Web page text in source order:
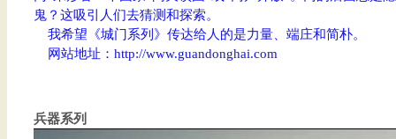
鬼？这吸引人们去猜测和探索。
我希望《城门系列》传达给人的是力量、端庄和简朴。
网站地址： http://www.guandonghai.com
兵器系列